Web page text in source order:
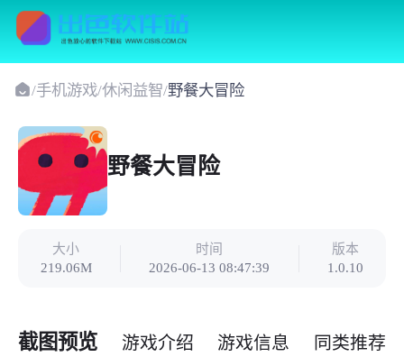
/手机游戏/休闲益智/野餐大冒险
野餐大冒险
大小
219.06M
时间
2026-06-13 08:47:39
版本
1.0.10
截图预览 游戏介绍 游戏信息 同类推荐